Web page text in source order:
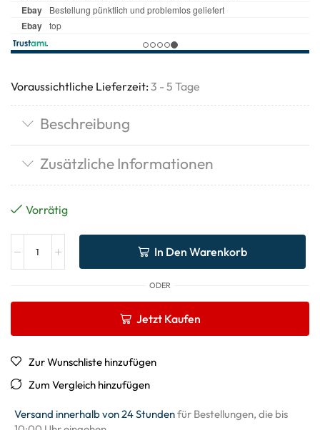
Voraussichtliche Lieferzeit: 3 - 5 Tage
Beschreibung
Zusätzliche Informationen
Vorrätig
In Den Warenkorb
ODER
Jetzt Kaufen
Zur Wunschliste hinzufügen
Zum Vergleich hinzufügen
Versand innerhalb von 24 Stundenfür Bestellungen, die bis